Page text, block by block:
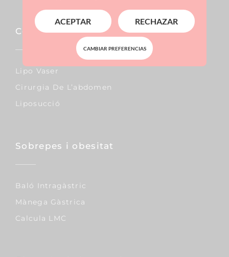
Corporal
Lipo Vaser
Cirurgia De L’abdomen
Liposucció
Sobrepes i obesitat
Baló Intragàstric
Mànega Gàstrica
Calcula LMC
ACEPTAR RECHAZAR
CAMBIAR PREFERENCIAS